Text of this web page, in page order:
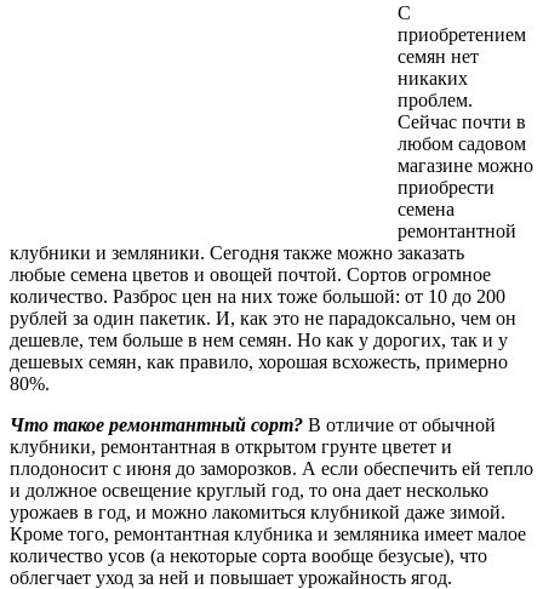
С
приобретением
семян нет
никаких
проблем.
Сейчас почти в
любом садовом
магазине можно
приобрести
семена
ремонтантной
клубники и земляники. Сегодня также можно заказать
любые семена цветов и овощей почтой. Сортов огромное
количество. Разброс цен на них тоже большой: от 10 до 200
рублей за один пакетик. И, как это не парадоксально, чем он
дешевле, тем больше в нем семян. Но как у дорогих, так и у
дешевых семян, как правило, хорошая всхожесть, примерно
80%.
Что такое ремонтантный сорт? В отличие от обычной
клубники, ремонтантная в открытом грунте цветет и
плодоносит с июня до заморозков. А если обеспечить ей тепло
и должное освещение круглый год, то она дает несколько
урожаев в год, и можно лакомиться клубникой даже зимой.
Кроме того, ремонтантная клубника и земляника имеет малое
количество усов (а некоторые сорта вообще безусые), что
облегчает уход за ней и повышает урожайность ягод.